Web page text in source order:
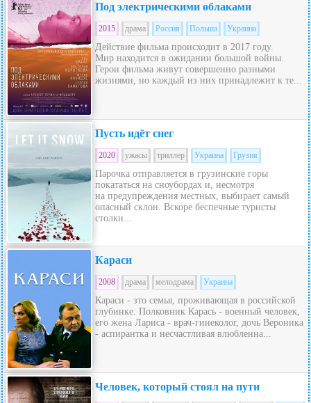
Под электрическими облаками
2015 драма Россия Польша Украина
Действие фильма происходит в 2017 году.
Мир находится в ожидании большой войны.
Герои фильма живут совершенно разными
жизнями, но каждый из них принадлежит к те...
Пусть идёт снег
2020 ужасы триллер Украина Грузия
Парочка отправляется в грузинские горы
покататься на сноубордах и, несмотря
на предупреждения местных, выбирает самый
опасный склон. Вскоре беспечные туристы
столкн...
Караси
2008 драма мелодрама Украина
Караси - зто семья, проживающая в российской
глубинке. Полковник Карась - военный человек,
его жена Лариса - врач-гинеколог, дочь Вероника
- аспирантка и несчастливая влюбленна...
Человек, который стоял на пути